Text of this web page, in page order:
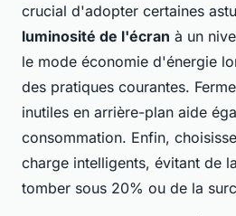
crucial d'adopter certaines
luminosité de l'écran à un
le mode économie d'énergie
des pratiques courantes.
inutiles en arrière-plan aide
consommation. Enfin,
charge intelligents, évitant de
tomber sous 20% ou de la